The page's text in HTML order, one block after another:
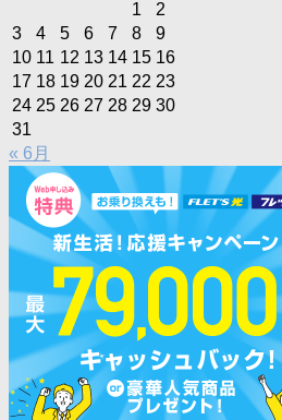
1
2
3
4 5 6 7 8
9
10 11 12 13 14 15 16
17 18 19 20 21 22 23
24 25 26 27 28 29 30
31
« 6月